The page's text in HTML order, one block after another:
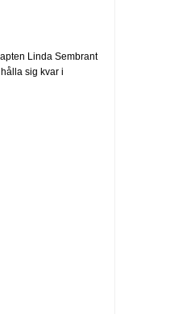
Linda Sembrant
sig kvar i